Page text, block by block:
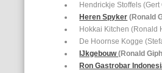
Hendrickje Stoffels (Gert
Heren Spyker (Ronald
Hokkai Kitchen (Ronald
De Hoornse Kogge
IJkgebouw(Ronald
Ron Gastrobar